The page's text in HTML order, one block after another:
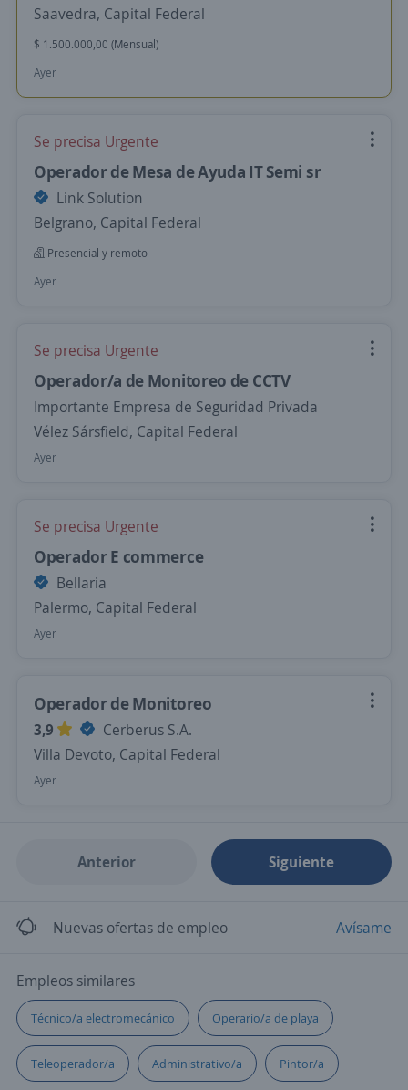
Saavedra, Capital Federal
$ 1.500.000,00 (Mensual)
Ayer
Se precisa Urgente
Operador de Mesa de Ayuda IT Semi sr
Link Solution
Belgrano, Capital Federal
Presencial y remoto
Ayer
Se precisa Urgente
Operador/a de Monitoreo de CCTV
Importante Empresa de Seguridad Privada
Vélez Sársfield, Capital Federal
Ayer
Se precisa Urgente
Operador E commerce
Bellaria
Palermo, Capital Federal
Ayer
Operador de Monitoreo
3,9
Cerberus S.A.
Villa Devoto, Capital Federal
Ayer
Anterior Siguiente
Nuevas ofertas de empleo Avísame
Empleos similares
Técnico/a electromecánico Operario/a de playa
Teleoperador/a Administrativo/a Pintor/a